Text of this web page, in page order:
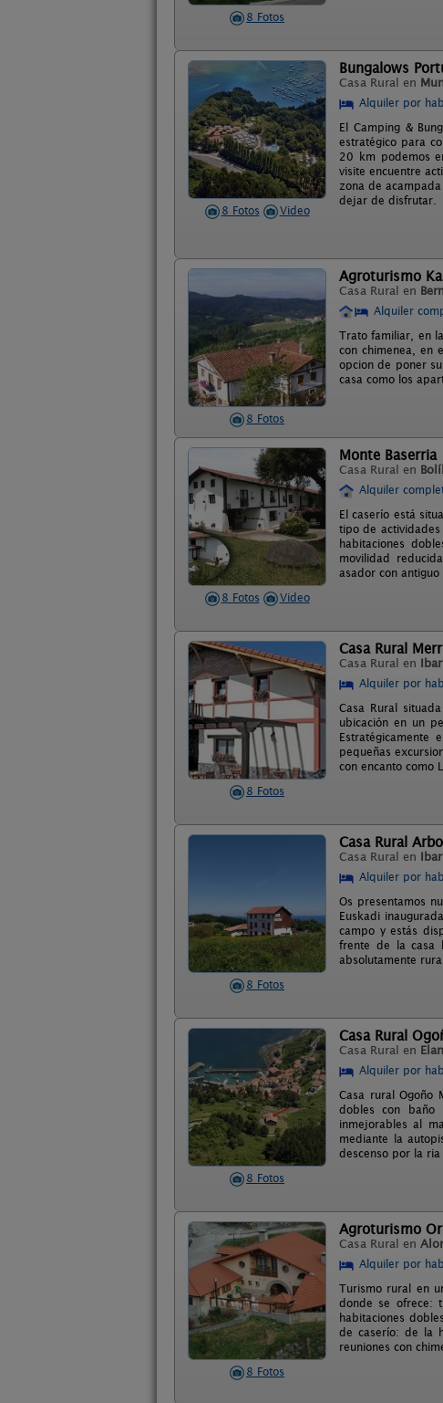
8 Fotos
8 Fotos Video
Bungalows
Casa Rural en
Alquiler por
El Camping &
estratégico para
20 km podemos
visite encuentre
zona de
dejar de disfrutar.
8 Fotos
Agroturismo
Casa Rural en
Alquiler
Trato familiar, en
con chimenea, en
opcion de poner
casa como los
8 Fotos Video
Monte Baserria
Casa Rural en
Alquiler
El caserío está
tipo de
habitaciones
movilidad
asador con
8 Fotos
Casa Rural
Casa Rural en
Alquiler por
Casa Rural
ubicación en un
pequeñas
con encanto como
8 Fotos
Casa Rural
Casa Rural en
Alquiler por
Os presentamos
Euskadi
campo y estás
frente de la casa
absolutamente
8 Fotos
Casa Rural
Casa Rural en
Alquiler por
Casa rural Ogoño
dobles con baño
inmejorables al
mediante la
descenso por la
8 Fotos
Agroturismo
Casa Rural en
Alquiler por
Turismo rural en
donde se ofrece:
habitaciones
de caserío: de la
reuniones con